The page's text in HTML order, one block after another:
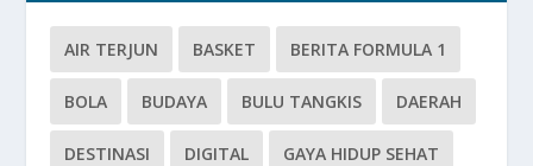
AIR TERJUN BASKET BERITA FORMULA 1
BOLA BUDAYA BULU TANGKIS DAERAH
DESTINASI DIGITAL GAYA HIDUP SEHAT